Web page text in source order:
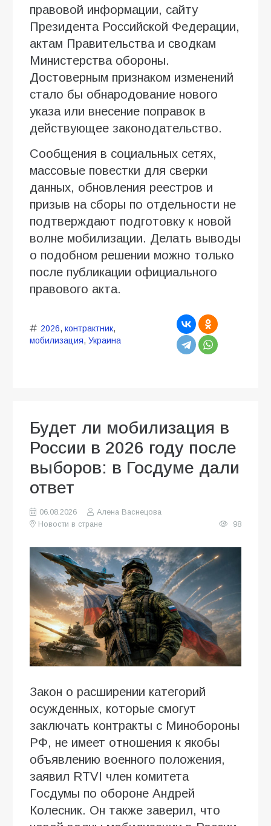
правовой информации, сайту
Президента Российской Федерации,
актам Правительства и сводкам
Министерства обороны.
Достоверным признаком изменений
стало бы обнародование нового
указа или внесение поправок в
действующее законодательство.
Сообщения в социальных сетях,
массовые повестки для сверки
данных, обновления реестров и
призыв на сборы по отдельности не
подтверждают подготовку к новой
волне мобилизации. Делать выводы
о подобном решении можно только
после публикации официального
правового акта.
2026, контрактник,
мобилизация, Украина
Будет ли мобилизация в
России в 2026 году после
выборов: в Госдуме дали
ответ
06.08.2026
Алена Васнецова
Новости в стране
98
Закон о расширении категорий
осужденных, которые смогут
заключать контракты с Минобороны
РФ, не имеет отношения к якобы
объявлению военного положения,
заявил RTVI член комитета
Госдумы по обороне Андрей
Колесник. Он также заверил, что